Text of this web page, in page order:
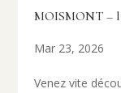
MOISMONT –
Mar 23, 2026
Venez vite